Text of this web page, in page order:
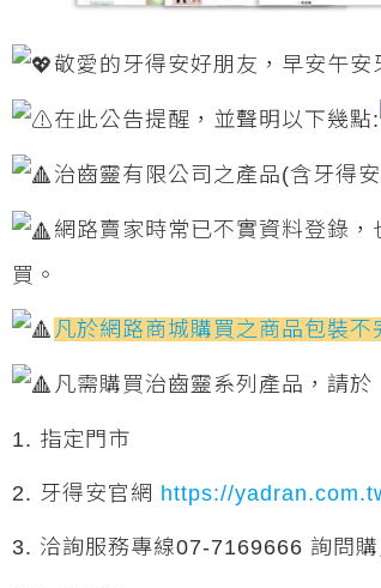
敬愛的牙得安好朋友，早安午安
在此公告提醒，並聲明以下幾點:
治齒靈有限公司之產品(含牙得
網路賣家時常已不實資料登錄
買。
凡於網路商城購買之商品包裝
凡需購買治齒靈系列產品，請於
1. 指定門市
2. 牙得安官網 https://
3. 洽詢服務專線07-7169666 詢問購